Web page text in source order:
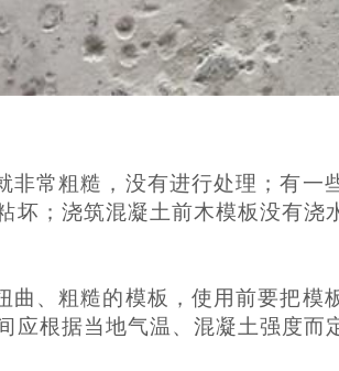
非常粗糙，没有进行处理；有一
坏；浇筑混凝土前木模板没有
曲、粗糙的模板，使用前要把模
应根据当地气温、混凝土强度